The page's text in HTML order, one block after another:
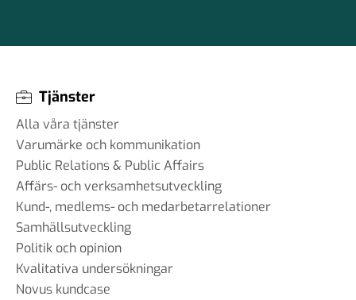
Tjänster
Alla våra tjänster
Varumärke och kommunikation
Public Relations & Public Affairs
Affärs- och verksamhetsutveckling
Kund-, medlems- och medarbetarrelationer
Samhällsutveckling
Politik och opinion
Kvalitativa undersökningar
Novus kundcase